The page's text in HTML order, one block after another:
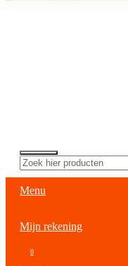
Menu
Mijn rekening
0